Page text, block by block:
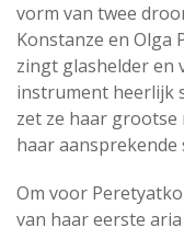
vorm van twee
Konstanze en Olga
zingt glashelder en
instrument heerlijk
zet ze haar
haar aansprekende
Om voor
van haar eerste